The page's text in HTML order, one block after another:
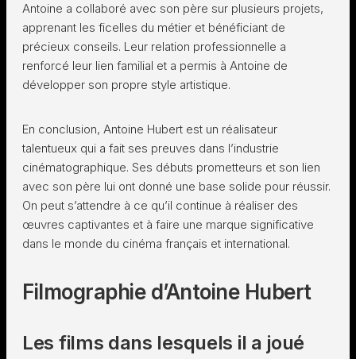
Antoine a collaboré avec son père sur plusieurs projets,
apprenant les ficelles du métier et bénéficiant de
précieux conseils. Leur relation professionnelle a
renforcé leur lien familial et a permis à Antoine de
développer son propre style artistique.
En conclusion, Antoine Hubert est un réalisateur
talentueux qui a fait ses preuves dans l’industrie
cinématographique. Ses débuts prometteurs et son lien
avec son père lui ont donné une base solide pour réussir.
On peut s’attendre à ce qu’il continue à réaliser des
œuvres captivantes et à faire une marque significative
dans le monde du cinéma français et international.
Filmographie d’Antoine Hubert
Les films dans lesquels il a joué